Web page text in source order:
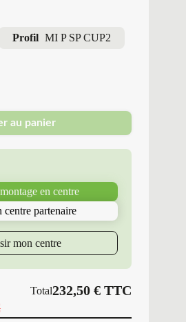
Profil MI P SP CUP2
au panier
en centre
centre partenaire
mon centre
Total232,50€ TTC